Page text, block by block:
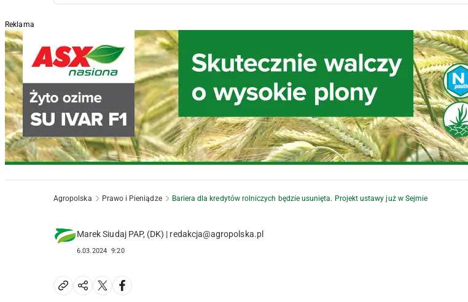
Reklama
Agropolska Prawo i Pieniądze Bariera dla kredytów rolniczych będzie usunięta. Projekt ustawy już w Sejmie
Marek Siudaj PAP, (DK) | redakcja@agropolska.pl
6.03.2024 9:20